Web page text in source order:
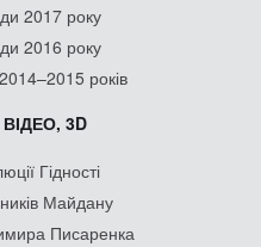
2017 року
2016 року
років
3D
Гідності
Майдану
Писаренка